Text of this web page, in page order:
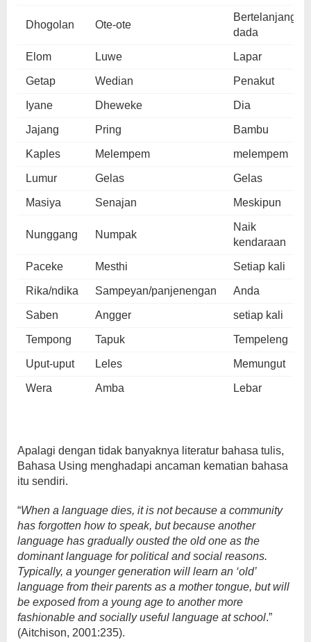
Dhogolan Ote-ote
Bertelanjang
dada
Elom Luwe Lapar
Getap Wedian Penakut
Iyane Dheweke Dia
Jajang Pring Bambu
Kaples Melempem melempem
Lumur Gelas Gelas
Masiya Senajan Meskipun
Nunggang Numpak
Naik
kendaraan
Paceke Mesthi Setiap kali
Rika/ndika Sampeyan/panjenengan Anda
Saben Angger setiap kali
Tempong Tapuk Tempeleng
Uput-uput Leles Memungut
Wera Amba Lebar
Apalagi dengan tidak banyaknya literatur bahasa tulis,
Bahasa Using menghadapi ancaman kematian bahasa
itu sendiri.
“When a language dies, it is not because a community
has forgotten how to speak, but because another
language has gradually ousted the old one as the
dominant language for political and social reasons.
Typically, a younger generation will learn an ‘old’
language from their parents as a mother tongue, but will
be exposed from a young age to another more
fashionable and socially useful language at school.”
(Aitchison, 2001:235).